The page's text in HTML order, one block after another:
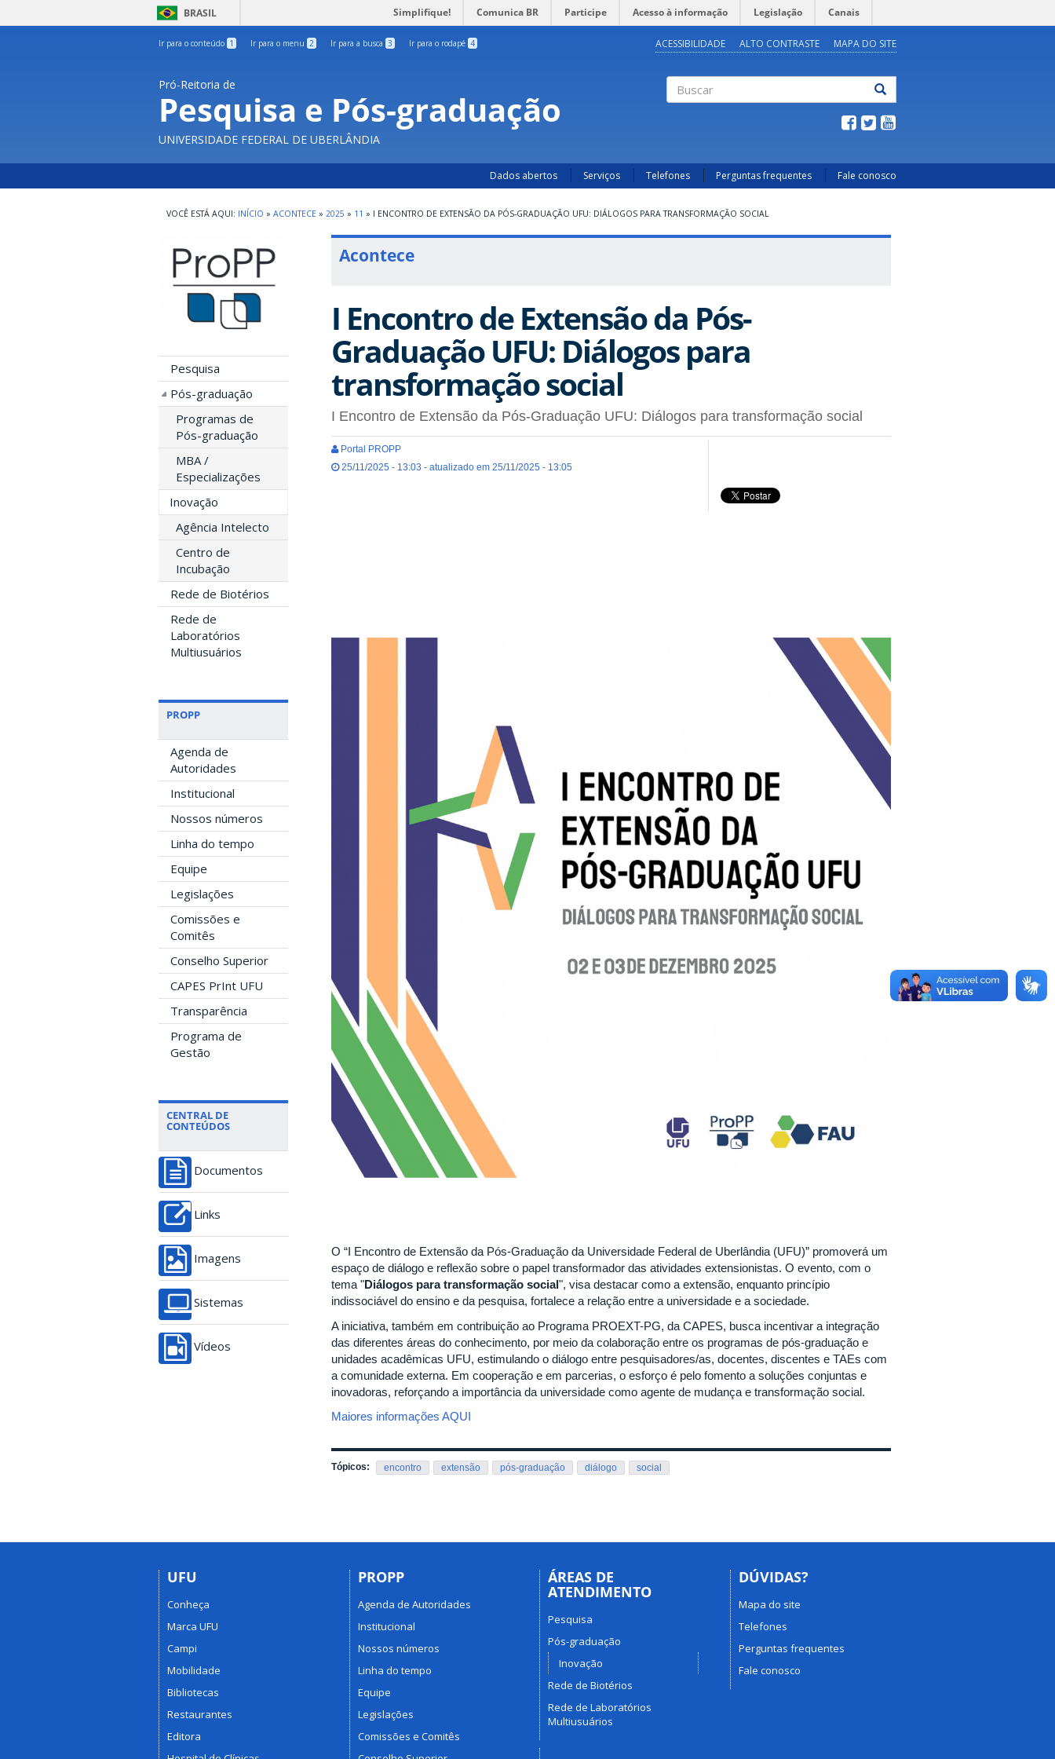
BRASIL Simplifique! Comunica BR Participe Acesso à informação Legislação Canais
Ir para o conteúdo 1 Ir para o menu 2 Ir para a busca 3 Ir para o rodapé 4 ACESSIBILIDADE ALTO CONTRASTE MAPA DO SITE
Pró-Reitoria de
Pesquisa e Pós-graduação
UNIVERSIDADE FEDERAL DE UBERLÂNDIA
Dados abertos Serviços Telefones Perguntas frequentes Fale conosco
INÍCIO » ACONTECE » 2025 » 11 » I ENCONTRO DE EXTENSÃO DA PÓS-GRADUAÇÃO UFU: DIÁLOGOS PARA TRANSFORMAÇÃO SOCIAL
Pesquisa
Pós-graduação
Programas de
Pós-graduação
MBA /
Especializações
Inovação
Agência Intelecto
Centro de
Incubação
Rede de Biotérios
Rede de
Laboratórios
Multiusuários
PROPP
Agenda de
Autoridades
Institucional
Nossos números
Linha do tempo
Equipe
Legislações
Comissões e
Comitês
Conselho Superior
CAPES PrInt UFU
Transparência
Programa de
Gestão
CENTRAL DE
CONTEÚDOS
Documentos
Links
Imagens
Sistemas
Vídeos
Acontece
I Encontro de Extensão da Pós-
Graduação UFU: Diálogos para
transformação social
I Encontro de Extensão da Pós-Graduação UFU: Diálogos para transformação social
Portal PROPP
25/11/2025 - 13:03 - atualizado em 25/11/2025 - 13:05
O “I Encontro de Extensão da Pós-Graduação da Universidade Federal de Uberlândia (UFU)” promoverá um
espaço de diálogo e reflexão sobre o papel transformador das atividades extensionistas. O evento, com o
tema "Diálogos para transformação social", visa destacar como a extensão, enquanto princípio
indissociável do ensino e da pesquisa, fortalece a relação entre a universidade e a sociedade.
A iniciativa, também em contribuição ao Programa PROEXT-PG, da CAPES, busca incentivar a integração
das diferentes áreas do conhecimento, por meio da colaboração entre os programas de pós-graduação e
unidades acadêmicas UFU, estimulando o diálogo entre pesquisadores/as, docentes, discentes e TAEs com
a comunidade externa. Em cooperação e em parcerias, o esforço é pelo fomento a soluções conjuntas e
inovadoras, reforçando a importância da universidade como agente de mudança e transformação social.
Maiores informações AQUI
Tópicos: encontro extensão pós-graduação diálogo social
UFU
Conheça
Marca UFU
Campi
Mobilidade
Bibliotecas
Restaurantes
Editora
PROPP
Agenda de Autoridades
Institucional
Nossos números
Linha do tempo
Equipe
Legislações
Comissões e Comitês
ÁREAS DE
ATENDIMENTO
Pesquisa
Pós-graduação
Inovação
Rede de Biotérios
Rede de Laboratórios
Multiusuários
DÚVIDAS?
Mapa do site
Telefones
Perguntas frequentes
Fale conosco